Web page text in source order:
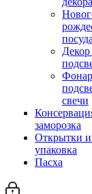
посуда
свечи
заморозка
Открытки и
упаковка
Пасха